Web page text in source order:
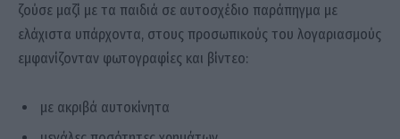
ζούσε μαζί με τα παιδιά σε αυτοσχέδιο παράπηγμα με
ελάχιστα υπάρχοντα, στους προσωπικούς του λογαριασμούς
εμφανίζονταν φωτογραφίες και βίντεο:
με ακριβά αυτοκίνητα